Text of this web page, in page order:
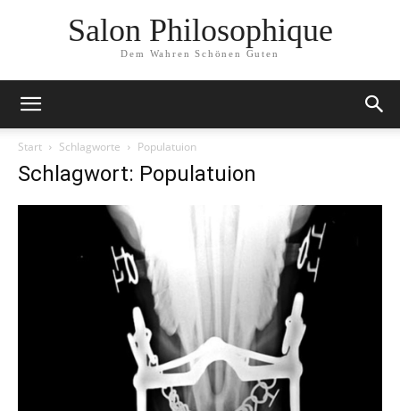
Salon Philosophique
Dem Wahren Schönen Guten
Start Schlagworte Populatuion
Schlagwort: Populatuion